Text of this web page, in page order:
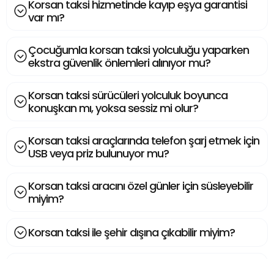
Korsan taksi hizmetinde kayıp eşya garantisi
var mı?
Çocuğumla korsan taksi yolculuğu yaparken
ekstra güvenlik önlemleri alınıyor mu?
Korsan taksi sürücüleri yolculuk boyunca
konuşkan mı, yoksa sessiz mi olur?
Korsan taksi araçlarında telefon şarj etmek için
USB veya priz bulunuyor mu?
Korsan taksi aracını özel günler için süsleyebilir
miyim?
Korsan taksi ile şehir dışına çıkabilir miyim?